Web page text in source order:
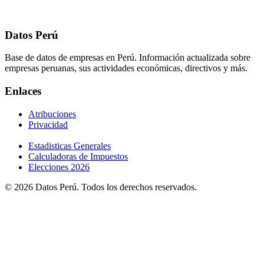
Datos Perú
Base de datos de empresas en Perú. Información actualizada sobre
empresas peruanas, sus actividades económicas, directivos y más.
Enlaces
Atribuciones
Privacidad
Estadisticas Generales
Calculadoras de Impuestos
Elecciones 2026
© 2026 Datos Perú. Todos los derechos reservados.